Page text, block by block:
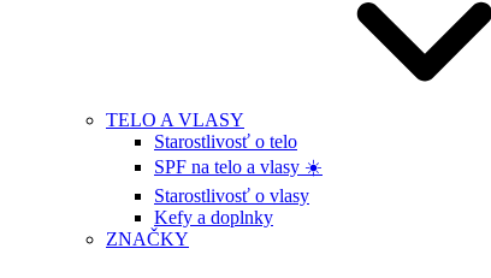
TELO A VLASY
Starostlivosť o telo
SPF na telo a vlasy ☀️
Starostlivosť o vlasy
Kefy a doplnky
ZNAČKY